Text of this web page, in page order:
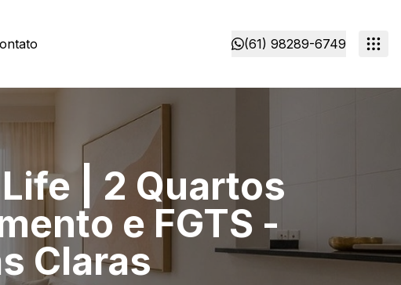
(61) 98289-6749
| 2 Quartos
e FGTS -
Claras